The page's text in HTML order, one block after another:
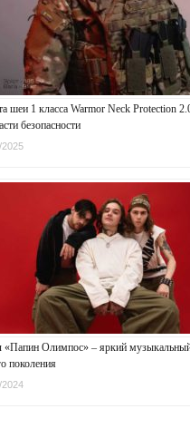
шеи 1 класса Warmor Neck Protection
безопасности
2025
«Папин Олимпос» – яркий
поколения
2024